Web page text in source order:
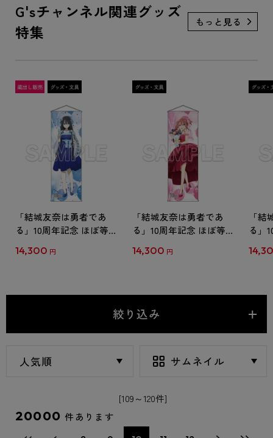
G'sチャンネル関連グッズ
特集
「結城友奈は勇者であ
る」10周年記念 ほぼ等
美森
14,300 円
「結城友奈は勇者であ
る」10周年記念 ほぼ等
友奈
14,300 円
「
る」
埼風
絞り込み
[109～120件]
20000 件あります